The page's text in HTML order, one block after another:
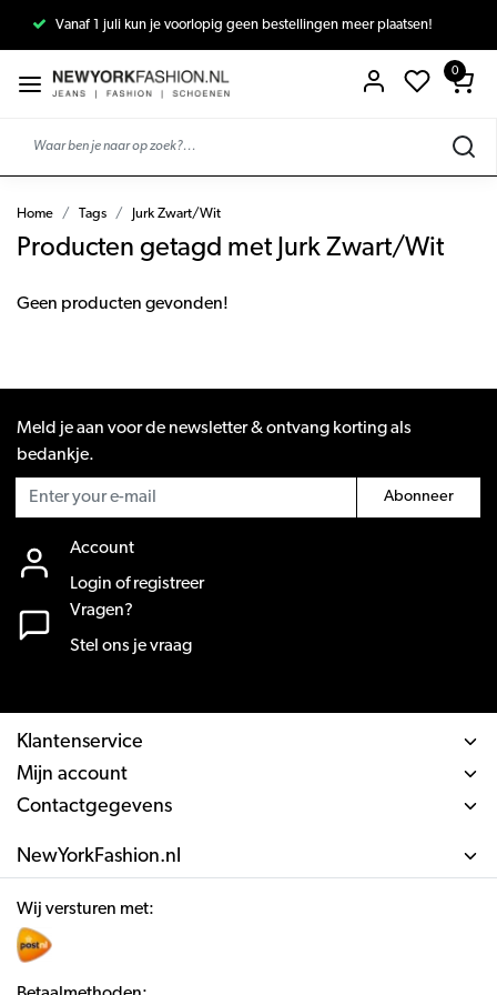
Vanaf 1 juli kun je voorlopig geen bestellingen meer plaatsen!
0
Home Tags Jurk Zwart/Wit
Producten getagd met Jurk Zwart/Wit
Geen producten gevonden!
Meld je aan voor de newsletter & ontvang korting als
bedankje.
Abonneer
Account
Login of registreer
Vragen?
Stel ons je vraag
Klantenservice
Mijn account
Contactgegevens
NewYorkFashion.nl
Wij versturen met: